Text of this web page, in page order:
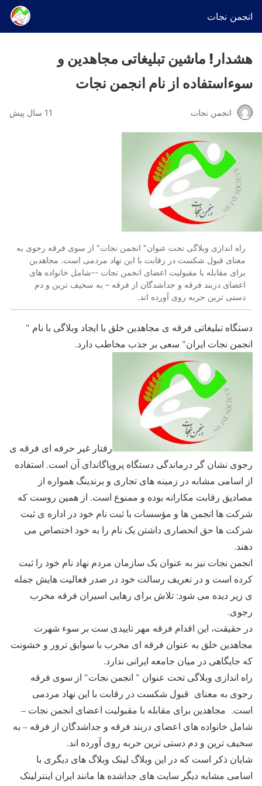
انجمن نجات
هشدار! ماشین تبلیغاتی مجاهدین و
سوءاستفاده از نام انجمن نجات
انجمن نجات 11 سال پیش
راه اندازی وبلاگی تحت عنوان" انجمن نجات" از سوی فرقه رجوی به
معنای قبول شکست در رقابت با این نهاد مردمی است. مجاهدین
برای مقابله با مقبولیت اعضای انجمن نجات --شامل خانواده های
اعضای دربند فرقه و جداشدگان از فرقه – به سخیف ترین و دم
دستی ترین حربه روی آورده اند.
دستگاه تبلیغاتی فرقه ی مجاهدین خلق با ایجاد وبلاگی با نام "
انجمن نجات ایران" سعی بر جذب مخاطب دارد.
رفتار غیر حرفه ای فرقه ی
رجوی نشان گر درماندگی دستگاه پروپاگاندای آن است. استفاده
از اسامی مشابه در زمینه های تجاری و برندینگ همواره از
مصادیق رقابت مکارانه بوده و ممنوع است. از همین روست که
شرکت ها انجمن ها و مؤسسات با ثبت نام خود در اداره ی ثبت
شرکت ها حق انحصاری داشتن یک نام را به خود اختصاص می
دهند.
انجمن نجات نیز به عنوان یک سازمان مردم نهاد نام خود را ثبت
کرده است و در تعریف رسالت خود در صدر فعالیت هایش جمله
ی زیر دیده می شود: تلاش برای رهایی اسیران فرقه مخرب
رجوی.
در حقیقت، این اقدام فرقه مهر تاییدی ست بر سوء شهرت
مجاهدین خلق به عنوان فرقه ای مخرب با سوابق ترور و خشونت
که جایگاهی در میان جامعه ایرانی ندارد.
راه اندازی وبلاگی تحت عنوان " انجمن نجات" از سوی فرقه
رجوی به معنای قبول شکست در رقابت با این نهاد مردمی
است. مجاهدین برای مقابله با مقبولیت اعضای انجمن نجات –
شامل خانواده های اعضای دربند فرقه و جداشدگان از فرقه – به
سخیف ترین و دم دستی ترین حربه روی آورده اند.
شایان ذکر است که در این وبلاگ لینک وبلاگ های دیگری با
اسامی مشابه دیگر سایت های جداشده ها مانند ایران اینترلینک